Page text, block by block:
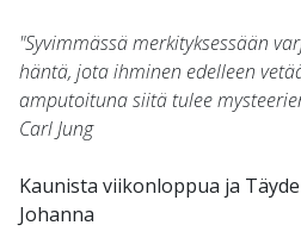
"Syvimmässä merkityksessään
häntä, jota ihminen edelleen
amputoituna siitä tulee
Carl Jung
Kaunista viikonloppua ja
Johanna